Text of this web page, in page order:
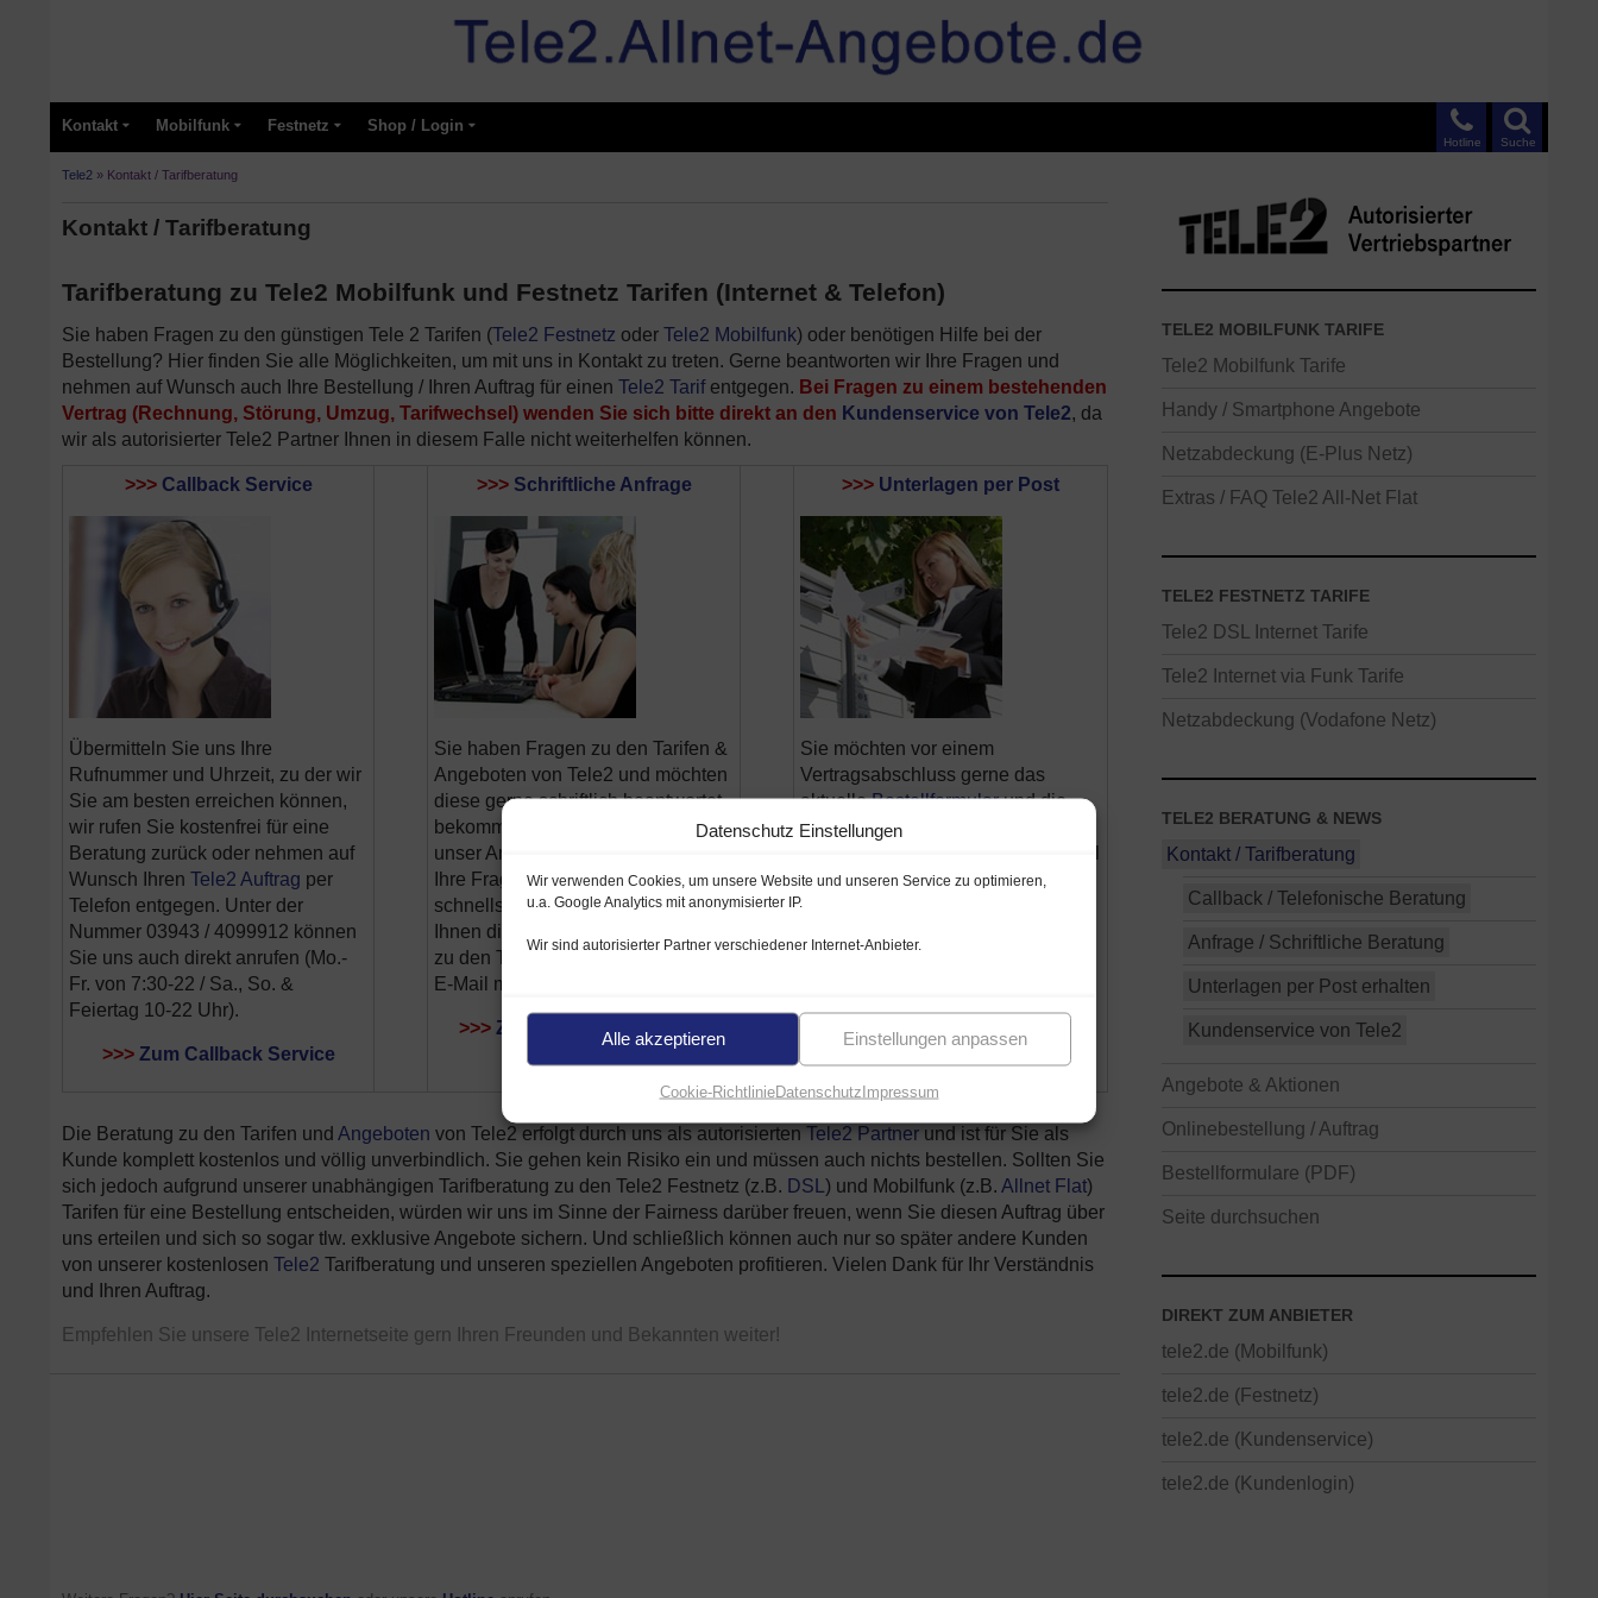
Datenschutz Einstellungen
Wir verwenden Cookies, um unsere Website und unseren Service zu optimieren,
u.a. Google Analytics mit anonymisierter IP.
Wir sind autorisierter Partner verschiedener Internet-Anbieter.
Alle akzeptieren Einstellungen anpassen
Cookie-RichtlinieDatenschutzImpressum
Suche
Hotline
Kontakt Mobilfunk Festnetz Shop / Login
Tele2 » Kontakt / Tarifberatung
Kontakt / Tarifberatung
Tarifberatung zu Tele2 Mobilfunk und Festnetz Tarifen (Internet & Telefon)
Sie haben Fragen zu den günstigen Tele 2 Tarifen (Tele2 Festnetz oder Tele2 Mobilfunk) oder benötigen Hilfe bei der
Bestellung? Hier finden Sie alle Möglichkeiten, um mit uns in Kontakt zu treten. Gerne beantworten wir Ihre Fragen und
nehmen auf Wunsch auch Ihre Bestellung / Ihren Auftrag für einen Tele2 Tarifentgegen. Bei Fragen zu einem bestehenden
Vertrag (Rechnung, Störung, Umzug, Tarifwechsel) wenden Sie sich bitte direkt an den Kundenservice von Tele2, da
wir als autorisierter Tele2 Partner Ihnen in diesem Falle nicht weiterhelfen können.
>>> Callback Service
Übermitteln Sie uns Ihre
Rufnummer und Uhrzeit, zu der wir
Sie am besten erreichen können,
wir rufen Sie kostenfrei für eine
Beratung zurück oder nehmen auf
Wunsch Ihren Tele2 Auftrag per
Telefon entgegen. Unter der
Nummer 03943 / 4099912 können
Sie uns auch direkt anrufen (Mo.-
Fr. von 7:30-22 / Sa., So. &
Feiertag 10-22 Uhr).
>>> Zum Callback Service
>>> Schriftliche Anfrage
Sie haben Fragen zu den Tarifen &
Angeboten von Tele2 und möchten
diese gerne schriftlich beantwortet
bekommen? Dann nutzen Sie
unser Anfrageformular. Wir werden
Ihre Fragen zu den Tele2 Tarifen
schnellstens beantworten und
Ihnen die gewünschten Unterlagen
zu den Tele2 Tarifen (z.B. Flyer) per
E-Mail mitsenden.
>>> Zur Schriftliche Anfrage
>>> Unterlagen per Post
Sie möchten vor einem
Vertragsabschluss gerne das
aktuelleBestellformularund die
aktuellen Flyer und Broschüren
zugeschickt bekommen? Dann
füllen Sie bitte das Formular aus
schriftlich zu.
Unterlagen per Post
Die Beratung zu den Tarifen und Angeboten von Tele2 erfolgt durch uns als autorisierten Tele2 Partner und ist für Sie als
Kunde komplett kostenlos und völlig unverbindlich. Sie gehen kein Risiko ein und müssen auch nichts bestellen. Sollten Sie
sich jedoch aufgrund unserer unabhängigen Tarifberatung zu den Tele2 Festnetz (z.B. DSL ) und Mobilfunk (z.B. Allnet Flat)
Tarifen für eine Bestellung entscheiden, würden wir uns im Sinne der Fairness darüber freuen, wenn Sie diesen Auftrag über
uns erteilen und sich so sogar tlw. exklusive Angebote sichern. Und schließlich können auch nur so später andere Kunden
von unserer kostenlosen Tele2 Tarifberatung und unseren speziellen Angeboten profitieren. Vielen Dank für Ihr Verständnis
und Ihren Auftrag.
Empfehlen Sie unsere Tele2 Internetseite gern Ihren Freunden und Bekannten weiter!
TELE2 MOBILFUNK TARIFE
Tele2 Mobilfunk Tarife
Handy / Smartphone Angebote
Netzabdeckung (E-Plus Netz)
Extras / FAQ Tele2 All-Net Flat
TELE2 FESTNETZ TARIFE
Tele2 DSL Internet Tarife
Tele2 Internet via Funk Tarife
Netzabdeckung (Vodafone Netz)
TELE2 BERATUNG & NEWS
Kontakt / Tarifberatung
Callback / Telefonische Beratung
Anfrage / Schriftliche Beratung
Unterlagen per Post erhalten
Kundenservice von Tele2
Angebote & Aktionen
Onlinebestellung / Auftrag
Bestellformulare (PDF)
Seite durchsuchen
DIREKT ZUM ANBIETER
tele2.de (Mobilfunk)
tele2.de (Festnetz)
tele2.de (Kundenservice)
tele2.de (Kundenlogin)